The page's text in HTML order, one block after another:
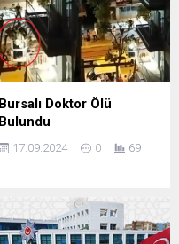
Bursalı Doktor Ölü
Bulundu
17.09.2024 0 69